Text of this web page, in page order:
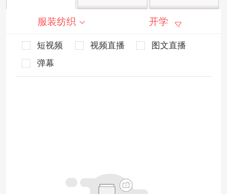
服装纺织 开学
短视频 视频直播
图文直播
弹幕